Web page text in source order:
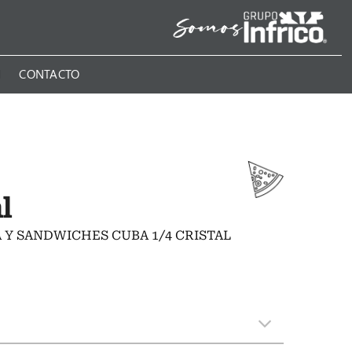
CONTACTO
SANDWICHES CUBA 1/4 CRISTAL